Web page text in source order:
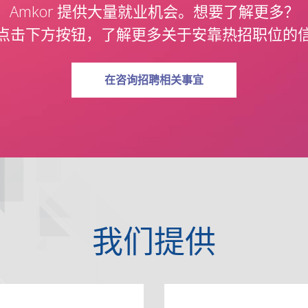
Amkor 提供大量就业机会。想要了解更多？
击下方按钮，了解更多关于安靠热招职位的
在关于加入团队
咨询招聘相关事宜
我们提供